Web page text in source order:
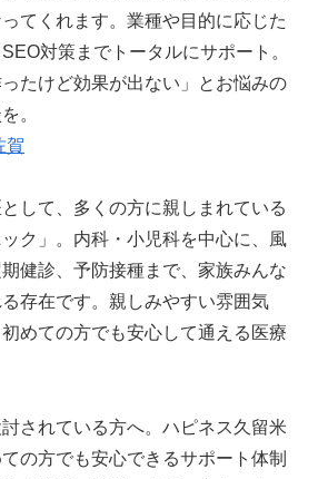
てくれます。業種や目的に応じた
対策までトータルにサポート。
ったけど効果が出ない」とお悩みの
。
賀
して、多くの方に親しまれている
ク」。内科・小児科を中心に、風
健診、予防接種まで、家族みんな
存在です。親しみやすい雰囲気
めての方でも安心して通える医療
されている方へ。ハピネス久留米
の方でも安心できるサポート体制